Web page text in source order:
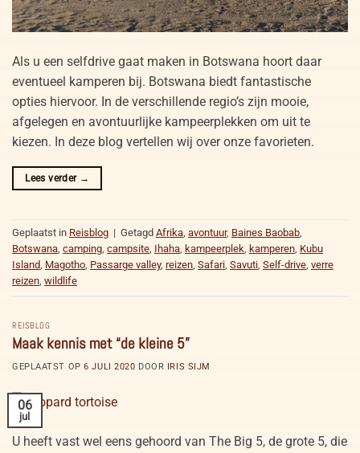
Als u een selfdrive gaat maken in Botswana hoort daar
eventueel kamperen bij. Botswana biedt fantastische
opties hiervoor. In de verschillende regio’s zijn mooie,
afgelegen en avontuurlijke kampeerplekken om uit te
kiezen. In deze blog vertellen wij over onze favorieten.
Lees verder →
Geplaatst in Reisblog | Getagd Afrika avontuur, Baines Baobab
Botswana camping campsite Ihaha kampeerplek kamperen Kubu
Island Magotho Passarge valley, reizen Safari Savuti Self-drive verre
reizen wildlife
REISBLOG
Maak kennis met “de kleine 5”
GEPLAATST OP6 JULI 2020 DOOR IRIS SIJM
06
jul
U heeft vast wel eens gehoord van The Big 5, de grote 5, die